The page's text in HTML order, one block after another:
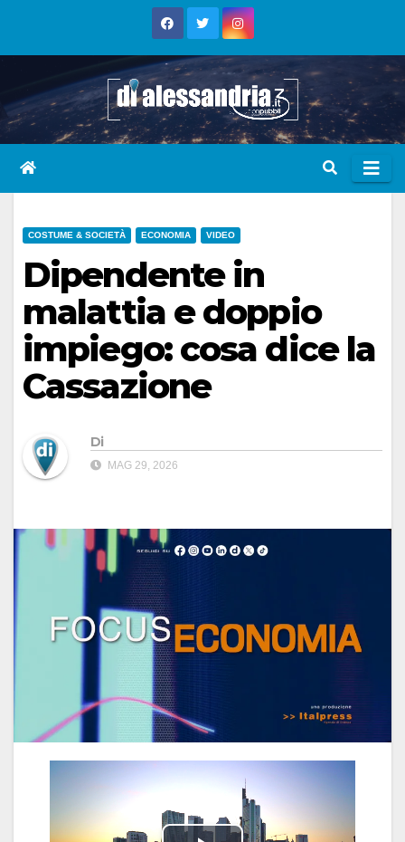
COSTUME & SOCIETÀ ECONOMIA VIDEO
Dipendente in
malattia e doppio
impiego: cosa dice la
Cassazione
Di
MAG 29, 2026